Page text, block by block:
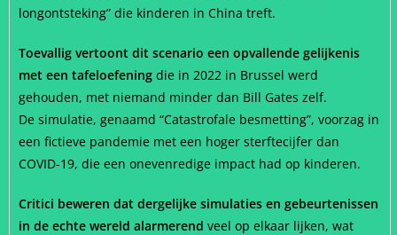
longontsteking” die kinderen in China treft.
Toevallig vertoont dit scenario een opvallende gelijkenis
met een tafeloefening die in 2022 in Brussel werd
gehouden, met niemand minder dan Bill Gates zelf.
De simulatie, genaamd “Catastrofale besmetting”, voorzag in
een fictieve pandemie met een hoger sterftecijfer dan
COVID-19, die een onevenredige impact had op kinderen.
Critici beweren dat dergelijke simulaties en gebeurtenissen
in de echte wereld alarmerend veel op elkaar lijken, wat